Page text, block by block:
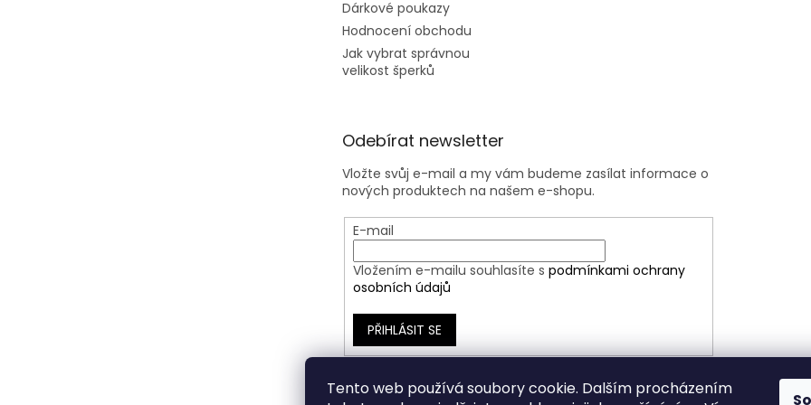
Tento web používá soubory cookie. Dalším procházením
Dárkové poukazy
Hodnocení obchodu
Jak vybrat správnou
velikost šperků
Odebírat newsletter
Vložte svůj e-mail a my vám budeme zasílat informace o
nových produktech na našem e-shopu.
E-mail
Vložením e-mailu souhlasíte s podmínkami ochrany
osobních údajů
PŘIHLÁSIT SE